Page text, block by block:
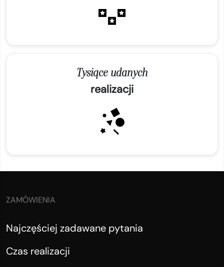
Tysiące udanych
realizacji
ZAMÓWIENIA
Najczęściej zadawane pytania
Czas realizacji